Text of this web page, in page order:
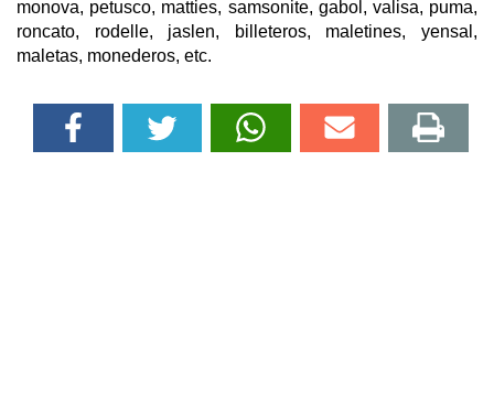
monova, petusco, matties, samsonite, gabol, valisa, puma,
roncato, rodelle, jaslen, billeteros, maletines, yensal,
maletas, monederos, etc.